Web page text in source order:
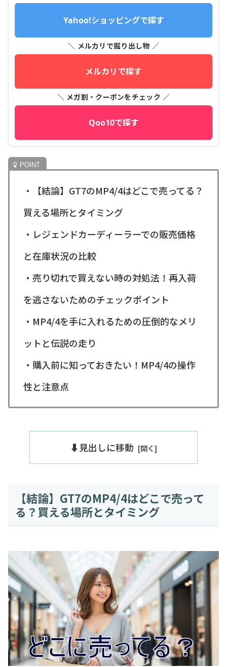
Yahoo!ショッピングで探す
＼ メルカリで掘り出し物 ／
メルカリで探す
＼ メガ割・クーポンをチェック ／
Qoo10で探す
・【結論】GT7のMP4/4はどこで売ってる？
買える場所とタイミング
・レジェンドカーディーラーでの販売価格
と在庫状況の比較
・売り切れで買えない時の対処法！再入荷
を逃さないためのチェックポイント
・MP4/4を手に入れるための圧倒的なメリ
ットと伝説の走り
・購入前に知っておきたい！MP4/4の操作
性と注意点
⬇️見出しに移動
【結論】GT7のMP4/4はどこで売って
る？買える場所とタイミング